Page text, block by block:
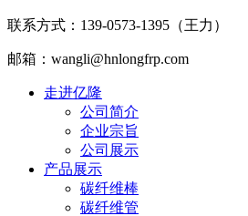
联系方式：139-0573-1395（王力）
邮箱：wangli@hnlongfrp.com
走进亿隆
公司简介
企业宗旨
公司展示
产品展示
碳纤维棒
碳纤维管